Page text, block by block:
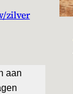
zilver
aan